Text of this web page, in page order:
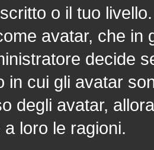
o il tuo
avatar, che in
decide
in cui gli avatar
degli avatar,
loro le ragioni.